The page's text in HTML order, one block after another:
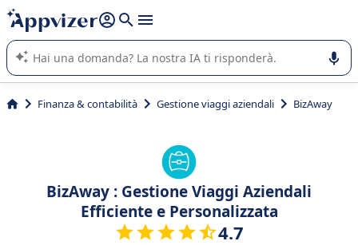
righe con
shift + enter
L'IA di Appvizer vi guida nell'utilizzo o nella scelta di un
software SaaS per la vostra azienda.
Finanza & contabilità Gestione viaggi aziendali BizAway
BizAway : Gestione Viaggi Aziendali
Efficiente e Personalizzata
4.7